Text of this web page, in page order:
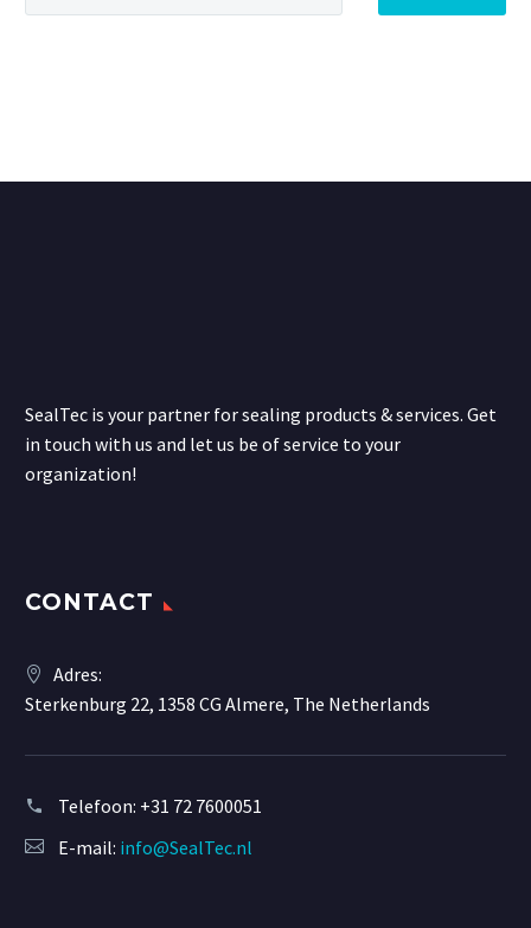
SealTec is your partner for sealing products & services. Get
in touch with us and let us be of service to your
organization!
CONTACT
Adres:
Sterkenburg 22, 1358 CG Almere, The Netherlands
Telefoon: +31 72 7600051
E-mail: info@SealTec.nl